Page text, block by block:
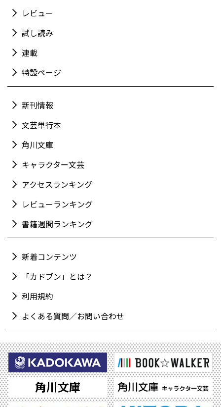
レビュー
試し読み
連載
特設ページ
新刊情報
文芸単行本
角川文庫
キャラクター文芸
アクセスランキング
レビューランキング
書籍週間ランキング
新着コンテンツ
「カドブン」とは？
利用規約
よくある質問／お問い合わせ